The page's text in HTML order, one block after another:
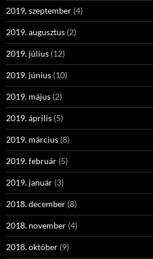
2019. szeptember (4)
2019. augusztus (2)
2019. július (12)
2019. június (10)
2019. május (2)
2019. április (5)
2019. március (8)
2019. február (5)
2019. január (3)
2018. december (8)
2018. november (4)
2018. október (9)